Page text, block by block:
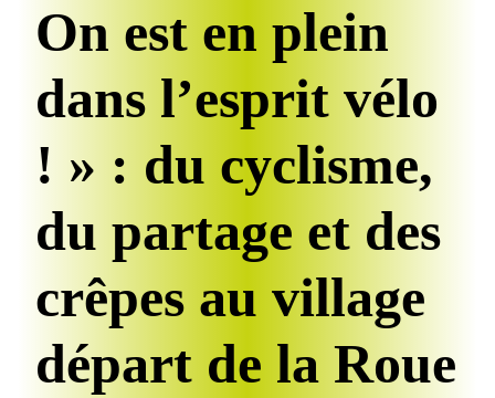
On est en plein
dans l’esprit vélo
! » : du cyclisme,
du partage et des
crêpes au village
départ de la Roue